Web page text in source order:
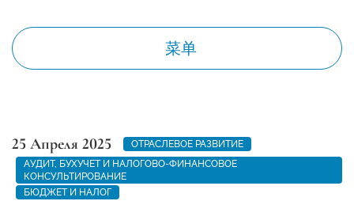
菜单
25 Апреля 2025
ОТРАСЛЕВОЕ РАЗВИТИЕ
АУДИТ, БУХУЧЕТ И НАЛОГОВО-ФИНАНСОВОЕ
КОНСУЛЬТИРОВАНИЕ
БЮДЖЕТ И НАЛОГ